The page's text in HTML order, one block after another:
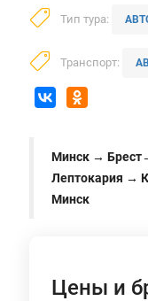
Тип тура:
Транспорт:
Минск →
Лептокария →
Минск
Цены и